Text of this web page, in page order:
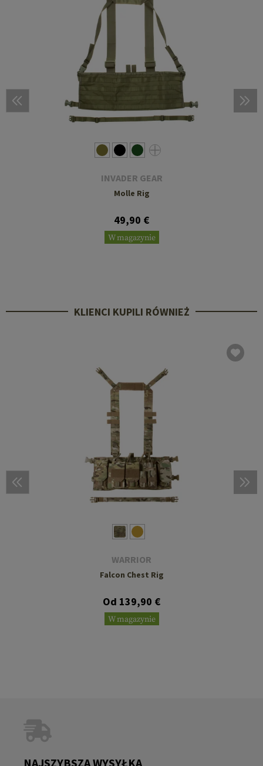
INVADER GEAR
Molle Rig
49,90 €
W magazynie
KLIENCI KUPILI RÓWNIEŻ
WARRIOR
Falcon Chest Rig
Od 139,90 €
W magazynie
NAJSZYBSZA WYSYŁKA